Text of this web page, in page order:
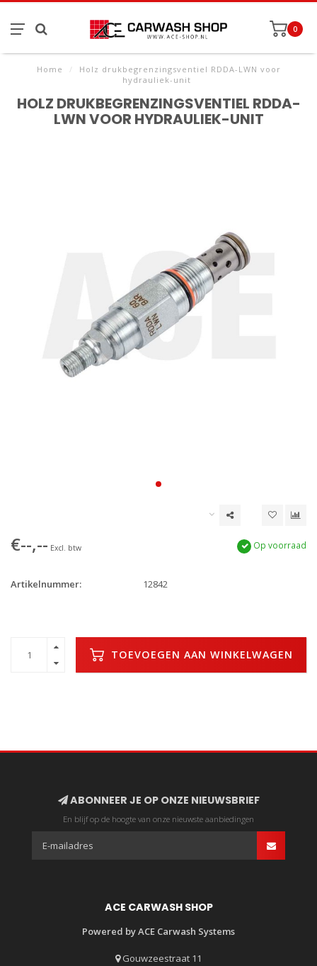
0
Home /
Holz drukbegrenzingsventiel RDDA-LWN voor
hydrauliek-unit
HOLZ DRUKBEGRENZINGSVENTIEL RDDA-
LWN VOOR HYDRAULIEK-UNIT
€--,-- Excl. btw Op voorraad
Artikelnummer: 12842
TOEVOEGEN AAN WINKELWAGEN
ABONNEER JE OP ONZE NIEUWSBRIEF
En blijf op de hoogte van onze nieuwste aanbiedingen
ACE CARWASH SHOP
Powered by ACE Carwash Systems
Gouwzeestraat 11